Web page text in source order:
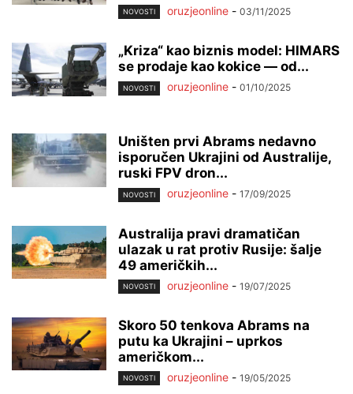
NOVOSTI oruzjeonline - 03/11/2025
„Kriza“ kao biznis model: HIMARS
se prodaje kao kokice — od...
NOVOSTI oruzjeonline - 01/10/2025
Uništen prvi Abrams nedavno
isporučen Ukrajini od Australije,
ruski FPV dron...
NOVOSTI oruzjeonline - 17/09/2025
Australija pravi dramatičan
ulazak u rat protiv Rusije: šalje
49 američkih...
NOVOSTI oruzjeonline - 19/07/2025
Skoro 50 tenkova Abrams na
putu ka Ukrajini – uprkos
američkom...
NOVOSTI oruzjeonline - 19/05/2025